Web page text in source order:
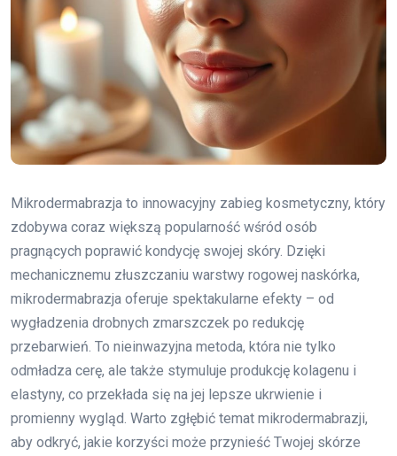
Mikrodermabrazja to innowacyjny zabieg kosmetyczny, który
zdobywa coraz większą popularność wśród osób
pragnących poprawić kondycję swojej skóry. Dzięki
mechanicznemu złuszczaniu warstwy rogowej naskórka,
mikrodermabrazja oferuje spektakularne efekty – od
wygładzenia drobnych zmarszczek po redukcję
przebarwień. To nieinwazyjna metoda, która nie tylko
odmładza cerę, ale także stymuluje produkcję kolagenu i
elastyny, co przekłada się na jej lepsze ukrwienie i
promienny wygląd. Warto zgłębić temat mikrodermabrazji,
aby odkryć, jakie korzyści może przynieść Twojej skórze